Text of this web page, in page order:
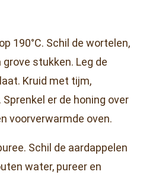
190°C. Schil de wortelen,
stukken. Leg de
Kruid met tijm,
er de honing over
voorverwarmde oven.
Schil de aardappelen
water, pureer en